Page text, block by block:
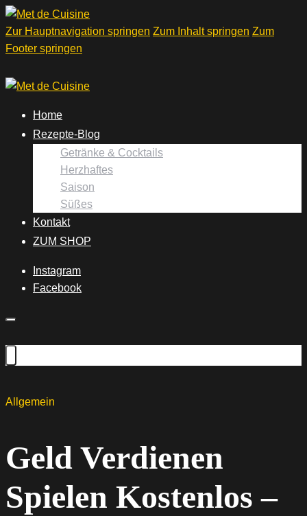
Zur Hauptnavigation springen Zum Inhalt springen Zum
Footer springen
Home
Rezepte-Blog
Getränke & Cocktails
Herzhaftes
Saison
Süßes
Kontakt
ZUM SHOP
Instagram
Facebook
Allgemein
Geld Verdienen
Spielen Kostenlos –